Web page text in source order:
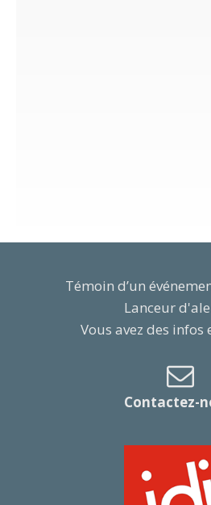
Témoin d’un
Lanceur
Vous avez des infos
Contactez-